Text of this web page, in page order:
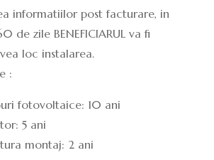
informatiilor post facturare, in
de zile BENEFICIARUL va fi
loc instalarea.
:
fotovoltaice: 10 ani
5 ani
montaj: 2 ani